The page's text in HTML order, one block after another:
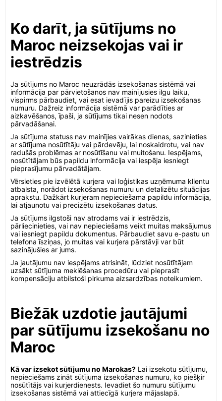
Ko darīt, ja sūtījums no
Maroc neizsekojas vai ir
iestrēdzis
Ja sūtījums no Maroc neuzrādās izsekošanas sistēmā vai
informācija par pārvietošanos nav mainījusies ilgu laiku,
vispirms pārbaudiet, vai esat ievadījis pareizu izsekošanas
numuru. Dažreiz informācija sistēmā var parādīties ar
aizkavēšanos, īpaši, ja sūtījums tikai nesen nodots
pārvadāšanai.
Ja sūtījuma statuss nav mainījies vairākas dienas, sazinieties
ar sūtījuma nosūtītāju vai pārdevēju, lai noskaidrotu, vai nav
radušās problēmas ar nosūtīšanu vai muitošanu. Iespējams,
nosūtītājam būs papildu informācija vai iespēja iesniegt
pieprasījumu pārvadātājam.
Vērsieties pie izvēlētā kurjera vai loģistikas uzņēmuma klientu
atbalsta, norādot izsekošanas numuru un detalizētu situācijas
aprakstu. Dažkārt kurjeram nepieciešama papildu informācija,
lai atjaunotu vai precizētu izsekošanas datus.
Ja sūtījums ilgstoši nav atrodams vai ir iestrēdzis,
pārliecinieties, vai nav nepieciešams veikt muitas maksājumus
vai iesniegt papildu dokumentus. Pārbaudiet savu e-pastu un
telefona īsziņas, jo muitas vai kurjera pārstāvji var būt
sazinājušies ar jums.
Ja jautājumu nav iespējams atrisināt, lūdziet nosūtītājam
uzsākt sūtījuma meklēšanas procedūru vai pieprasīt
kompensāciju atbilstoši pirkuma aizsardzības noteikumiem.
Biežāk uzdotie jautājumi
par sūtījumu izsekošanu no
Maroc
Kā var izsekot sūtījumu no Marokas? Lai izsekotu sūtījumu,
nepieciešams zināt sūtījuma izsekošanas numuru, ko piešķir
nosūtītājs vai kurjerdienests. Ievadiet šo numuru sūtījumu
izsekošanas sistēmā vai attiecīgā kurjera mājaslapā.